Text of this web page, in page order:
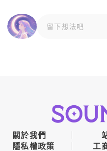
留下想法吧
關於我們
隱私權政策
工